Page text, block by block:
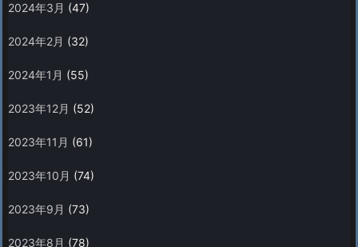
2024年3月 (47)
2024年2月 (32)
2024年1月 (55)
2023年12月 (52)
2023年11月 (61)
2023年10月 (74)
2023年9月 (73)
2023年8月 (78)